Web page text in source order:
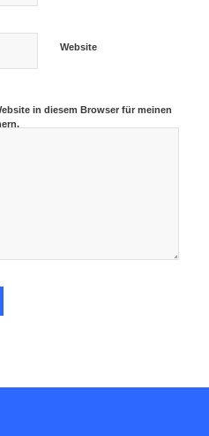
Website
in diesem Browser für meinen